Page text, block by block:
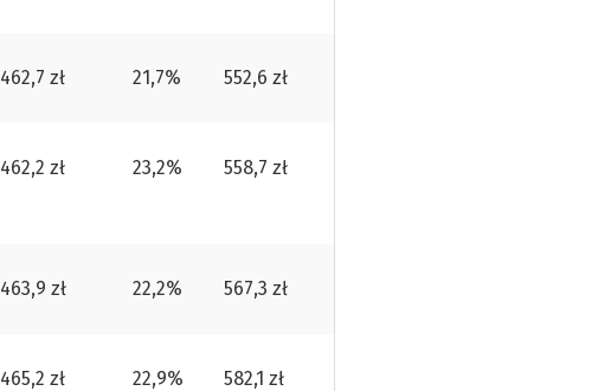
462,7 zł 21,7% 552,6 zł
462,2 zł 23,2% 558,7 zł
463,9 zł 22,2% 567,3 zł
465,2 zł 22,9% 582,1 zł